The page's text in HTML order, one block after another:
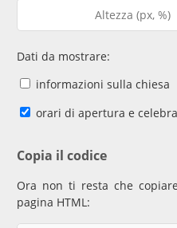
Dati da mostrare:
informazioni sulla chiesa
orari di apertura e
Copia il codice
Ora non ti resta che
pagina HTML: